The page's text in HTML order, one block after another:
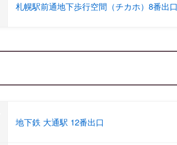
札幌駅前通地下歩行空間（チカホ）8番出口
地下鉄 大通駅 12番出口